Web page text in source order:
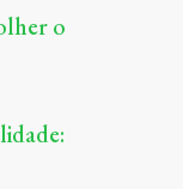
o